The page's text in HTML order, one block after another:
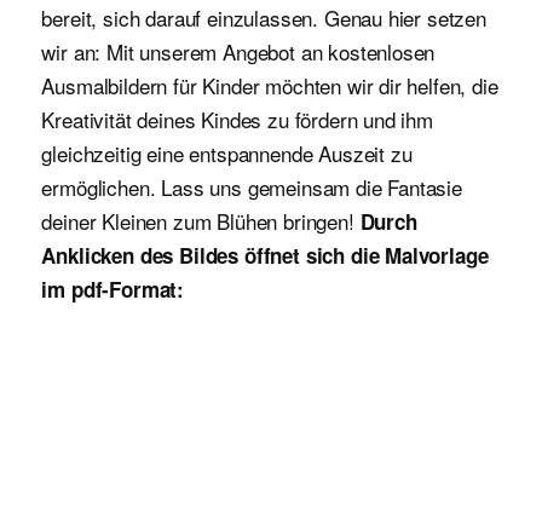
bereit, sich darauf einzulassen. Genau hier setzen
wir an: Mit unserem Angebot an kostenlosen
Ausmalbildern für Kinder möchten wir dir helfen, die
Kreativität deines Kindes zu fördern und ihm
gleichzeitig eine entspannende Auszeit zu
ermöglichen. Lass uns gemeinsam die Fantasie
deiner Kleinen zum Blühen bringen! Durch
Anklicken des Bildes öffnet sich die Malvorlage
im pdf-Format: